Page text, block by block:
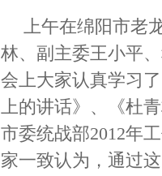
上午在绵阳市老
林、副主委王小平
会上大家认真学习
上的讲话》、《杜
市委统战部2012年
家一致认为，通过